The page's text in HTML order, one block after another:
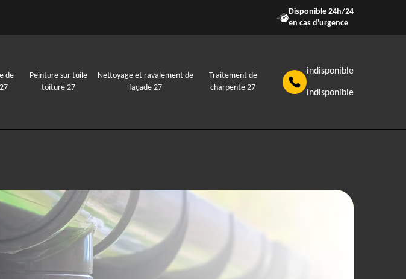
Disponible 24h/24
en cas d'urgence
de
Peinture sur tuile
toiture 27
Nettoyage et ravalement de
façade 27
Traitement de
charpente 27
indisponible
indisponible